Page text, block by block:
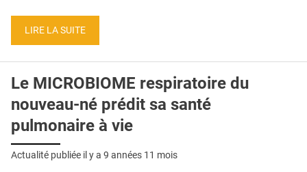
LIRE LA SUITE
Le MICROBIOME respiratoire du
nouveau-né prédit sa santé
pulmonaire à vie
Actualité publiée il y a 9 années 11 mois